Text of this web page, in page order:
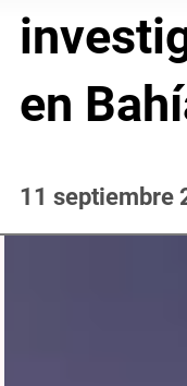
en
11 septiembre